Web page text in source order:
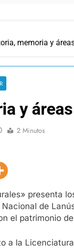
memoria y
y
2 Minutos
presenta
de
el patrimonio
a la